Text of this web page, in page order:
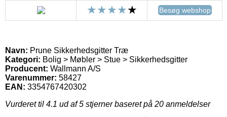
Besøg webshop
Navn: Prune Sikkerhedsgitter Træ
Kategori: Bolig > Møbler > Stue > Sikkerhedsgitter
Producent: Wallmann A/S
Varenummer: 58427
EAN: 3354767420302
Vurderet til 4.1 ud af 5 stjerner baseret på 20 anmeldelser